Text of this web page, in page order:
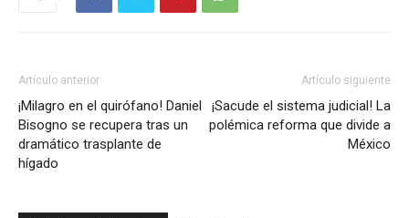
Artículo anterior
¡Milagro en el quirófano! Daniel
Bisogno se recupera tras un
dramático trasplante de
hígado
Artículo siguiente
¡Sacude el sistema judicial! La
polémica reforma que divide a
México